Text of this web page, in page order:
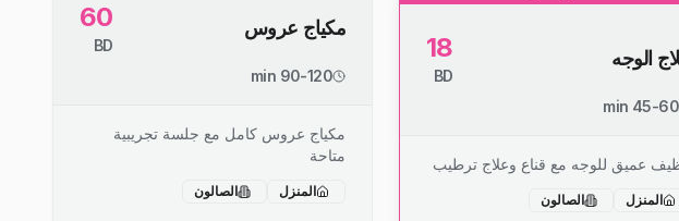
الوجه 18
BD
45-60 min
عميق للوجه مع قناع وعلاج ترطيب
المنزل الصالون
مكياج عروس 60
BD
90-120 min
مكياج عروس كامل مع جلسة تجريبية
متاحة
المنزل الصالون